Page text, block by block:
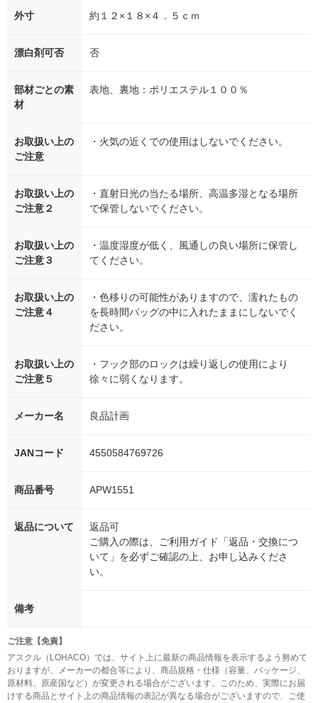
外寸 約１２×１８×４．５ｃｍ
漂白剤可否 否
部材ごとの素
材
表地、裏地：ポリエステル１００％
お取扱い上の
ご注意
・火気の近くでの使用はしないでください。
お取扱い上の
ご注意２
・直射日光の当たる場所、高温多湿となる場所
で保管しないでください。
お取扱い上の
ご注意３
・温度湿度が低く、風通しの良い場所に保管し
てください。
お取扱い上の
ご注意４
・色移りの可能性がありますので、濡れたもの
を長時間バッグの中に入れたままにしないでく
ださい。
お取扱い上の
ご注意５
・フック部のロックは繰り返しの使用により
徐々に弱くなります。
メーカー名 良品計画
JANコード 4550584769726
商品番号 APW1551
返品について
返品可
ご購入の際は、ご利用ガイド「返品・交換につ
いて」を必ずご確認の上、お申し込みくださ
い。
備考
ご注意【免責】
アスクル（LOHACO）では、サイト上に最新の商品情報を表示するよう努めて
おりますが、メーカーの都合等により、商品規格・仕様（容量、パッケージ、
原材料、原産国など）が変更される場合がございます。このため、実際にお届
けする商品とサイト上の商品情報の表記が異なる場合がございますので、ご使